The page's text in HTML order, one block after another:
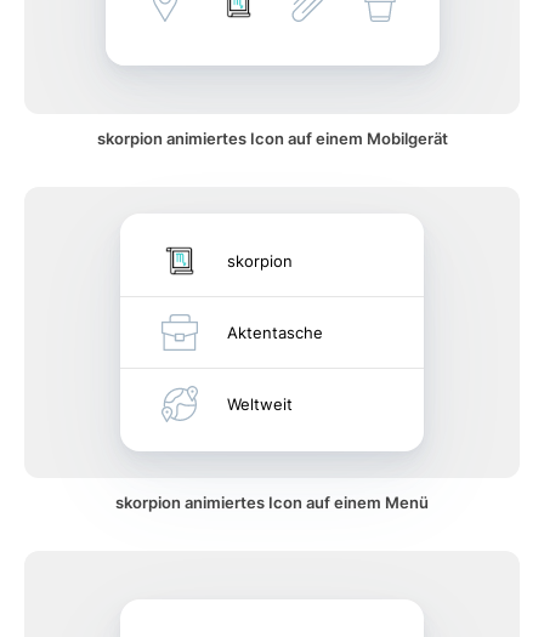
skorpion animiertes Icon auf einem Mobilgerät
skorpion
Aktentasche
Weltweit
skorpion animiertes Icon auf einem Menü